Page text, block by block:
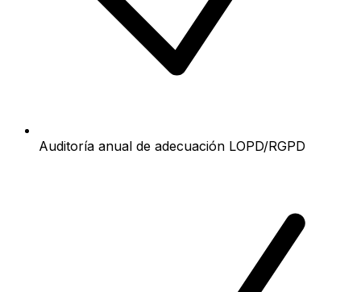
Auditoría anual de adecuación LOPD/RGPD